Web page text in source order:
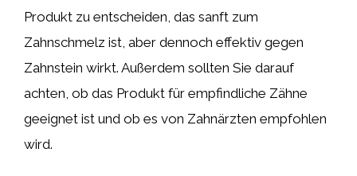
Produkt zu entscheiden, das sanft zum
Zahnschmelz ist, aber dennoch effektiv gegen
Zahnstein wirkt. Außerdem sollten Sie darauf
achten, ob das Produkt für empfindliche Zähne
geeignet ist und ob es von Zahnärzten empfohlen
wird.